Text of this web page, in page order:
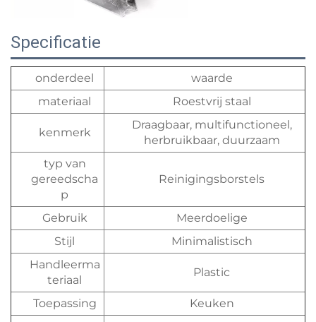
Specificatie
onderdeel
waarde
materiaal
Roestvrij staal
kenmerk
Draagbaar, multifunctioneel,
herbruikbaar, duurzaam
typ van
gereedscha
p
Reinigingsborstels
Gebruik
Meerdoelige
Stijl
Minimalistisch
Handleerma
teriaal
Plastic
Toepassing
Keuken